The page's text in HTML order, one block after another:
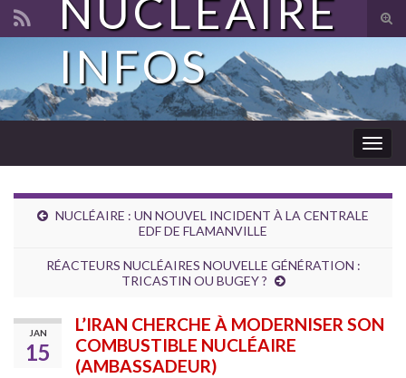
Search for:
NUCLÉAIRE
INFOS
NUCLÉAIRE : UN NOUVEL INCIDENT À LA CENTRALE
EDF DE FLAMANVILLE
RÉACTEURS NUCLÉAIRES NOUVELLE GÉNÉRATION :
TRICASTIN OU BUGEY ?
JAN
15
L’IRAN CHERCHE À MODERNISER SON
COMBUSTIBLE NUCLÉAIRE
(AMBASSADEUR)